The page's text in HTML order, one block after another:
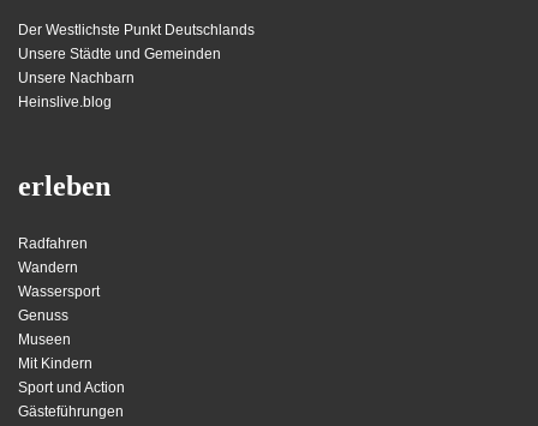
Der Westlichste Punkt Deutschlands
Unsere Städte und Gemeinden
Unsere Nachbarn
Heinslive.blog
erleben
Radfahren
Wandern
Wassersport
Genuss
Museen
Mit Kindern
Sport und Action
Gästeführungen